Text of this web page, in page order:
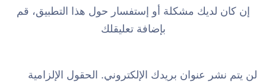
إن كان لديك مشكلة أو إستفسار حول هذا التطبيق، قم
بإضافة تعليقلك
لن يتم نشر عنوان بريدك الإلكتروني. الحقول الإلزامية